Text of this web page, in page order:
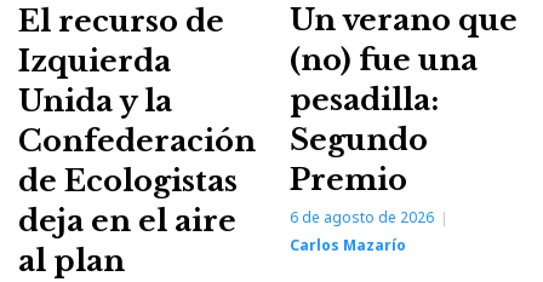
El recurso de
Izquierda
Unida y la
Confederación
de Ecologistas
deja en el aire
al plan
Un verano que
(no) fue una
pesadilla:
Segundo
Premio
6 de agosto de 2026
Carlos Mazarío